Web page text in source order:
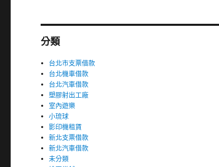
分類
台北市支票借款
台北機車借款
台北汽車借款
塑膠射出工廠
室內遊樂
小琉球
影印機租賃
新北支票借款
新北汽車借款
未分類